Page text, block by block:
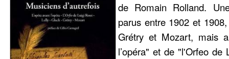
de Romain Rolland.
parus entre 1902 et
Grétry et Mozart, mais
l’opéra" et de "l'Orfeo de